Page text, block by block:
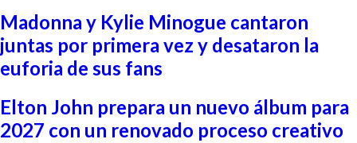
Madonna y Kylie Minogue cantaron
juntas por primera vez y desataron la
euforia de sus fans
Elton John prepara un nuevo álbum para
2027 con un renovado proceso creativo